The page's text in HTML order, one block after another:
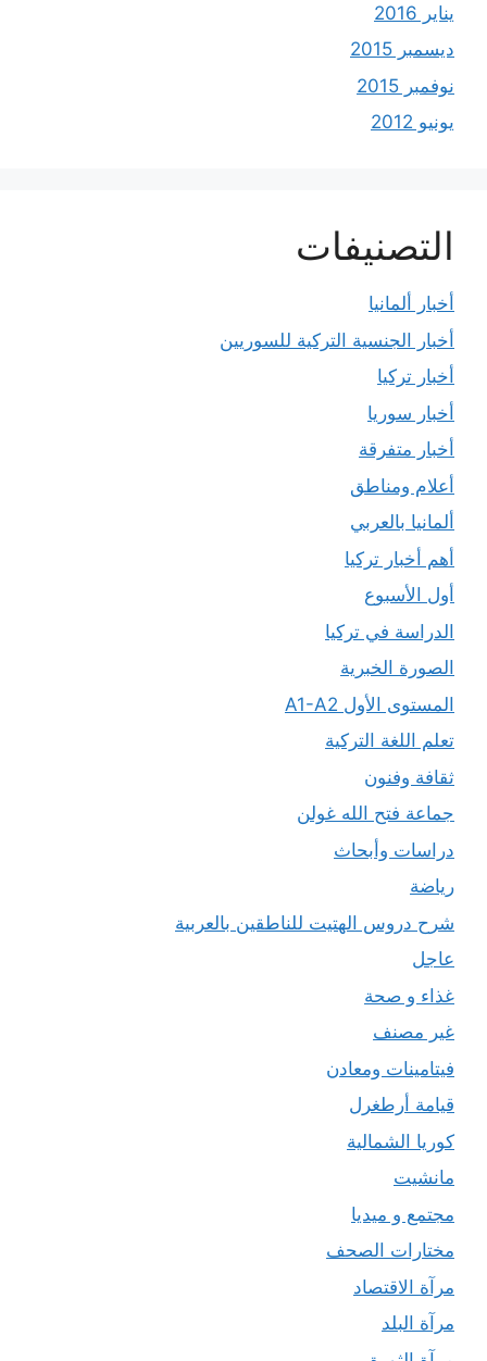
يناير 2016
ديسمبر 2015
نوفمبر 2015
يونيو 2012
التصنيفات
أخبار ألمانيا
أخبار الجنسية التركية للسوريين
أخبار تركيا
أخبار سوريا
أخبار متفرقة
أعلام ومناطق
ألمانيا بالعربي
أهم أخبار تركيا
أول الأسبوع
الدراسة في تركيا
الصورة الخبرية
المستوى الأول A1-A2
تعلم اللغة التركية
ثقافة وفنون
جماعة فتح الله غولن
دراسات وأبحاث
رياضة
شرح دروس الهتيت للناطقين بالعربية
عاجل
غذاء و صحة
غير مصنف
فيتامينات ومعادن
قيامة أرطغرل
كوريا الشمالية
مانشيت
مجتمع و ميديا
مختارات الصحف
مرآة الاقتصاد
مرآة البلد